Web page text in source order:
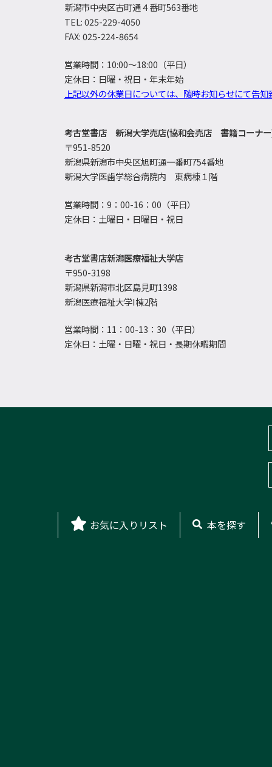
新潟市中央区古町通４番町563番地
TEL: 025-229-4050
FAX: 025-224-8654
営業時間：10:00～18:00（平日）
定休日：日曜・祝日・年末年始
上記以外の休業日については、随時お知らせにて告知
考古堂書店 新潟大学売店(協和会売店 書籍コーナ
〒951-8520
新潟県新潟市中央区旭町通一番町754番地
新潟大学医歯学総合病院内 東病棟１階
営業時間：9：00-16：00（平日）
定休日：土曜日・日曜日・祝日
考古堂書店新潟医療福祉大学店
〒950-3198
新潟県新潟市北区島見町1398
新潟医療福祉大学I棟2階
営業時間：11：00-13：30（平日）
定休日：土曜・日曜・祝日・長期休暇期間
お気に入りリスト 本を探す